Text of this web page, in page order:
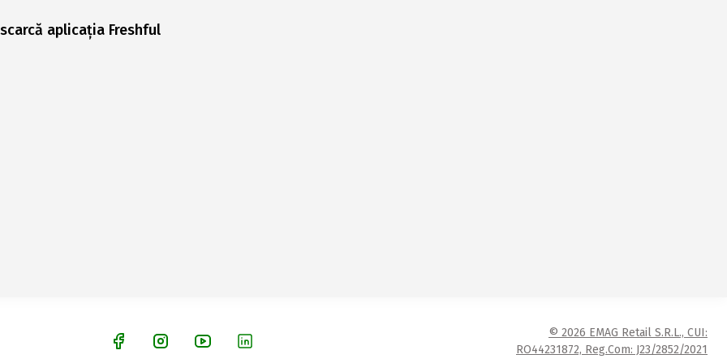
aplicația Freshful
© 2026 EMAG Retail S.R.L., CUI:
RO44231872, Reg.Com: J23/2852/2021